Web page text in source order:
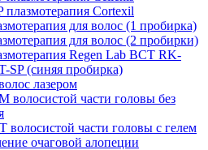
плазмотерапия Cortexil
для волос (1 пробирка)
для волос (2 пробирки)
Regen Lab BCT RK-
SP (синяя пробирка)
лазером
волосистой части головы без
волосистой части головы с гелем
очаговой алопеции